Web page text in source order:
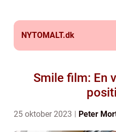
NYTOMALT.dk
Smile film: En
25 oktober 2023 Peter